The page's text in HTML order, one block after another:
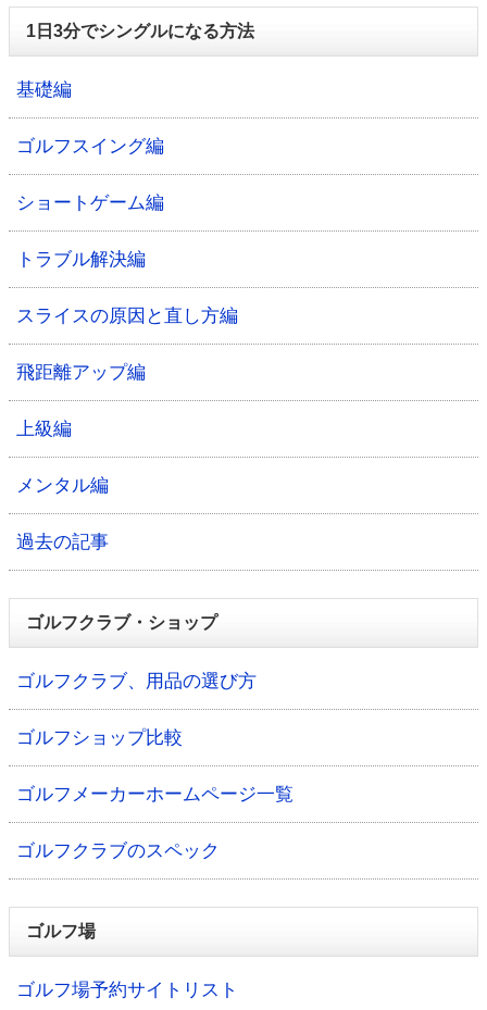
1日3分でシングルになる方法
基礎編
ゴルフスイング編
ショートゲーム編
トラブル解決編
スライスの原因と直し方編
飛距離アップ編
上級編
メンタル編
過去の記事
ゴルフクラブ・ショップ
ゴルフクラブ、用品の選び方
ゴルフショップ比較
ゴルフメーカーホームページ一覧
ゴルフクラブのスペック
ゴルフ場
ゴルフ場予約サイトリスト